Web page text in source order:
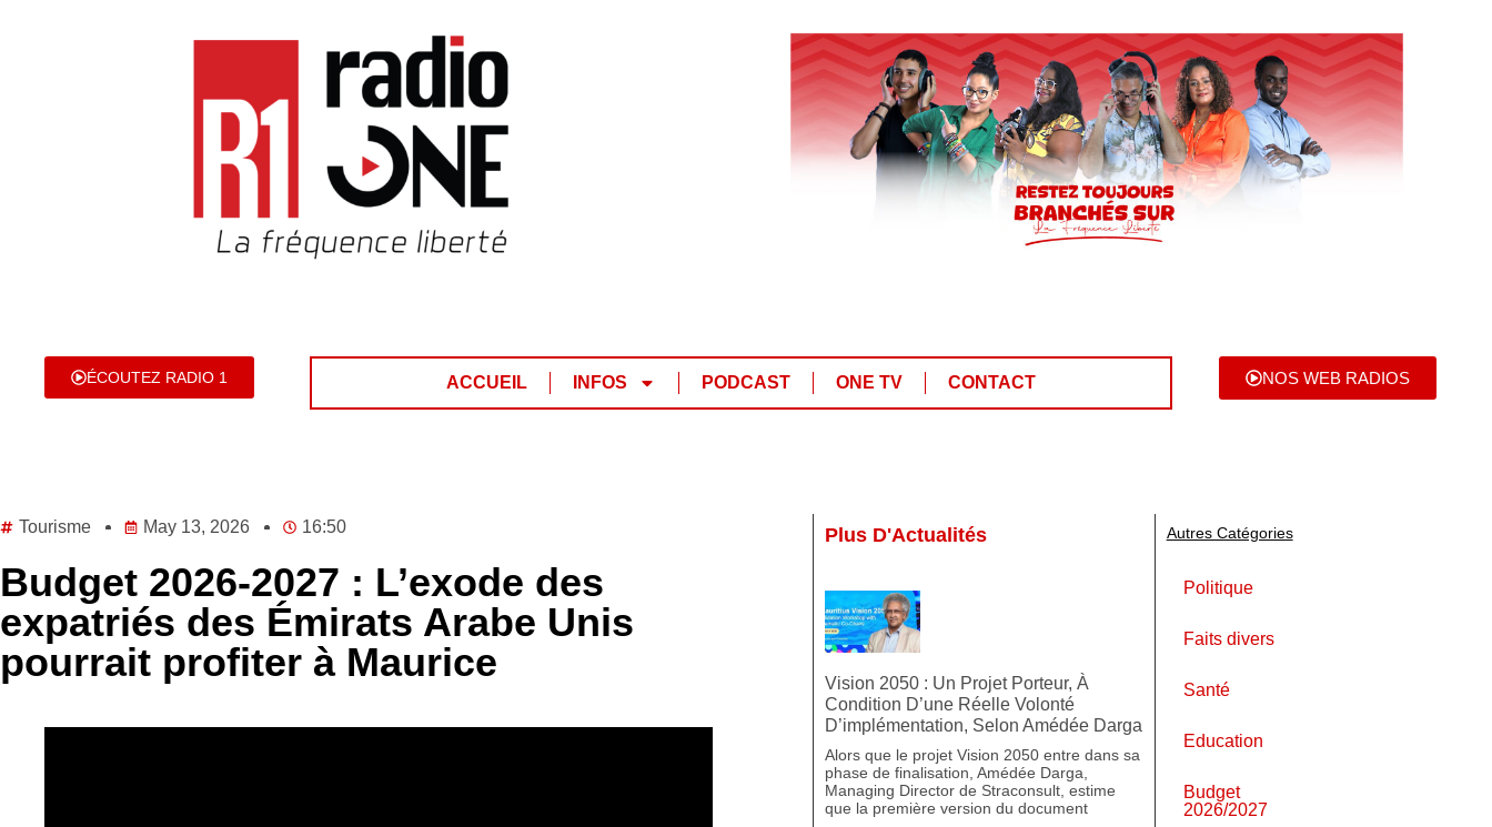
ÉCOUTEZ RADIO 1 ACCUEIL INFOS PODCAST ONE TV CONTACT NOS WEB RADIOS
Tourisme May 13, 2026 16:50
Budget 2026-2027 : L’exode des
expatriés des Émirats Arabe Unis
pourrait profiter à Maurice
Plus D'Actualités
Vision 2050 : Un Projet Porteur, À
Condition D’une Réelle Volonté
D’implémentation, Selon Amédée Darga
Alors que le projet Vision 2050 entre dans sa
phase de finalisation, Amédée Darga,
Managing Director de Straconsult, estime
que la première version du document
Autres Catégories
Politique
Faits divers
Santé
Education
Budget
2026/2027